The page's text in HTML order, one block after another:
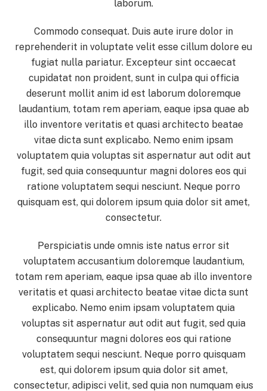
laborum.
Commodo consequat. Duis aute irure dolor in
reprehenderit in voluptate velit esse cillum dolore eu
fugiat nulla pariatur. Excepteur sint occaecat
cupidatat non proident, sunt in culpa qui officia
deserunt mollit anim id est laborum doloremque
laudantium, totam rem aperiam, eaque ipsa quae ab
illo inventore veritatis et quasi architecto beatae
vitae dicta sunt explicabo. Nemo enim ipsam
voluptatem quia voluptas sit aspernatur aut odit aut
fugit, sed quia consequuntur magni dolores eos qui
ratione voluptatem sequi nesciunt. Neque porro
quisquam est, qui dolorem ipsum quia dolor sit amet,
consectetur.
Perspiciatis unde omnis iste natus error sit
voluptatem accusantium doloremque laudantium,
totam rem aperiam, eaque ipsa quae ab illo inventore
veritatis et quasi architecto beatae vitae dicta sunt
explicabo. Nemo enim ipsam voluptatem quia
voluptas sit aspernatur aut odit aut fugit, sed quia
consequuntur magni dolores eos qui ratione
voluptatem sequi nesciunt. Neque porro quisquam
est, qui dolorem ipsum quia dolor sit amet,
consectetur, adipisci velit, sed quia non numquam eius